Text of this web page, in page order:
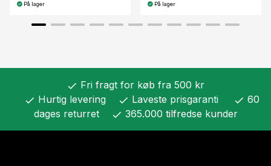
På lager På lager
check Fri fragt for køb fra 500 kr
check Hurtig levering check Laveste prisgaranti check 60
dages returret
check 365.000 tilfredse kunder